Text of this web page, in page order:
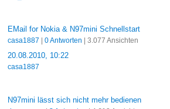
EMail for Nokia & N97mini Schnellstart
casa1887 0 Antworten | 3.077 Ansichten
20.08.2010, 10:22
casa1887
N97mini lässt sich nicht mehr bedienen